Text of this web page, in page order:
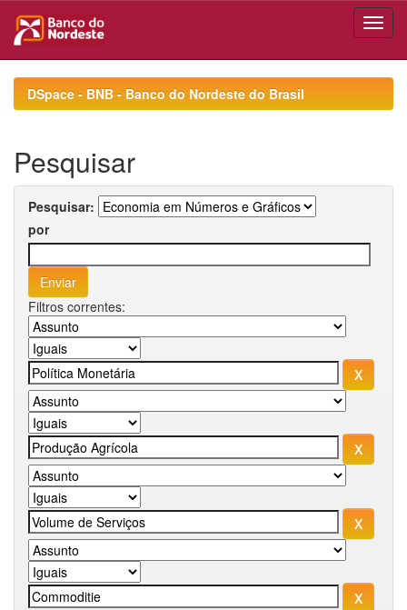
navigationDSpace - BNB - Banco do Nordeste do Brasil
Pesquisar
Pesquisar:
por
Filtros correntes: